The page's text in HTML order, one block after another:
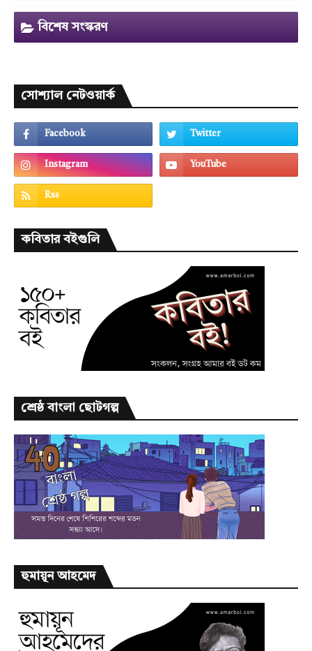
বিশেষ সংস্করণ
সোশ্যাল নেটওয়ার্ক
কবিতার বইগুলি
শ্রেষ্ঠ বাংলা ছোটগল্প
হুমায়ূন আহমেদ